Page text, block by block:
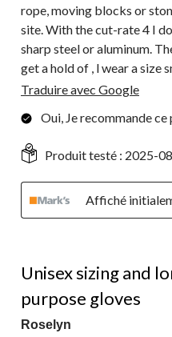
rope, moving blocks or
site. With the cut-rate 4 I
sharp steel or aluminum.
get a hold of , l wear a size
Traduire avec Google
Oui, Je recommande
Produit testé : 2025-
Affiché
Unisex sizing and
purpose gloves
Roselyn